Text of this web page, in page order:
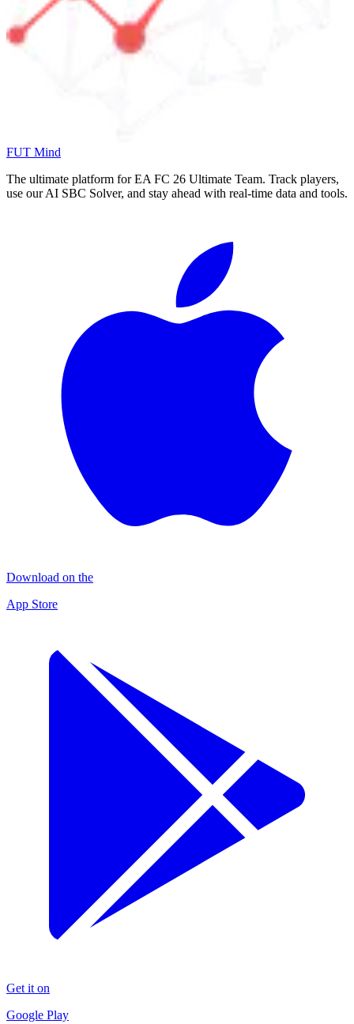
FUT Mind
The ultimate platform for EA FC 26 Ultimate Team. Track players,
use our AI SBC Solver, and stay ahead with real-time data and tools.
Download on the
App Store
Get it on
Google Play